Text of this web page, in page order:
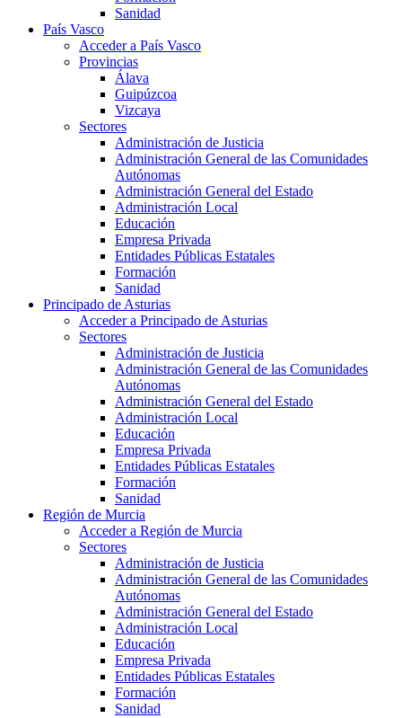
Sanidad
País Vasco
Acceder a País Vasco
Provincias
Álava
Guipúzcoa
Vizcaya
Sectores
Administración de Justicia
Administración General de las Comunidades
Autónomas
Administración General del Estado
Administración Local
Educación
Empresa Privada
Entidades Públicas Estatales
Formación
Sanidad
Principado de Asturias
Acceder a Principado de Asturias
Sectores
Administración de Justicia
Administración General de las Comunidades
Autónomas
Administración General del Estado
Administración Local
Educación
Empresa Privada
Entidades Públicas Estatales
Formación
Sanidad
Región de Murcia
Acceder a Región de Murcia
Sectores
Administración de Justicia
Administración General de las Comunidades
Autónomas
Administración General del Estado
Administración Local
Educación
Empresa Privada
Entidades Públicas Estatales
Formación
Sanidad